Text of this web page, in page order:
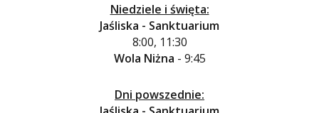
Niedziele i święta:
Jaśliska - Sanktuarium
8:00, 11:30
Wola Niżna - 9:45
Dni powszednie: